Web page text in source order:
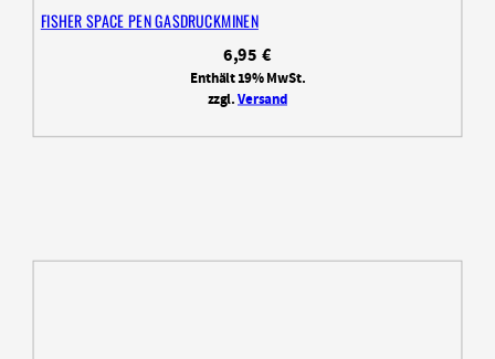
FISHER SPACE PEN GASDRUCKMINEN
6,95€
Enthält 19% MwSt.
zzgl.Versand